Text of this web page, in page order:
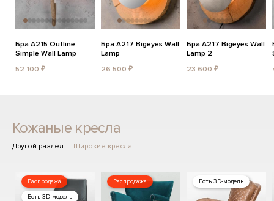
Бра A215 Outline
Simple Wall Lamp
52 100 ₽
Бра A217 Bigeyes Wall
Lamp
26 500 ₽
Бра A217 Bigeyes Wall
Lamp 2
23 600 ₽
Кожаные кресла
Другой раздел — Широкие кресла
Распродажа
Есть 3D-модель
Распродажа Есть 3D-модель